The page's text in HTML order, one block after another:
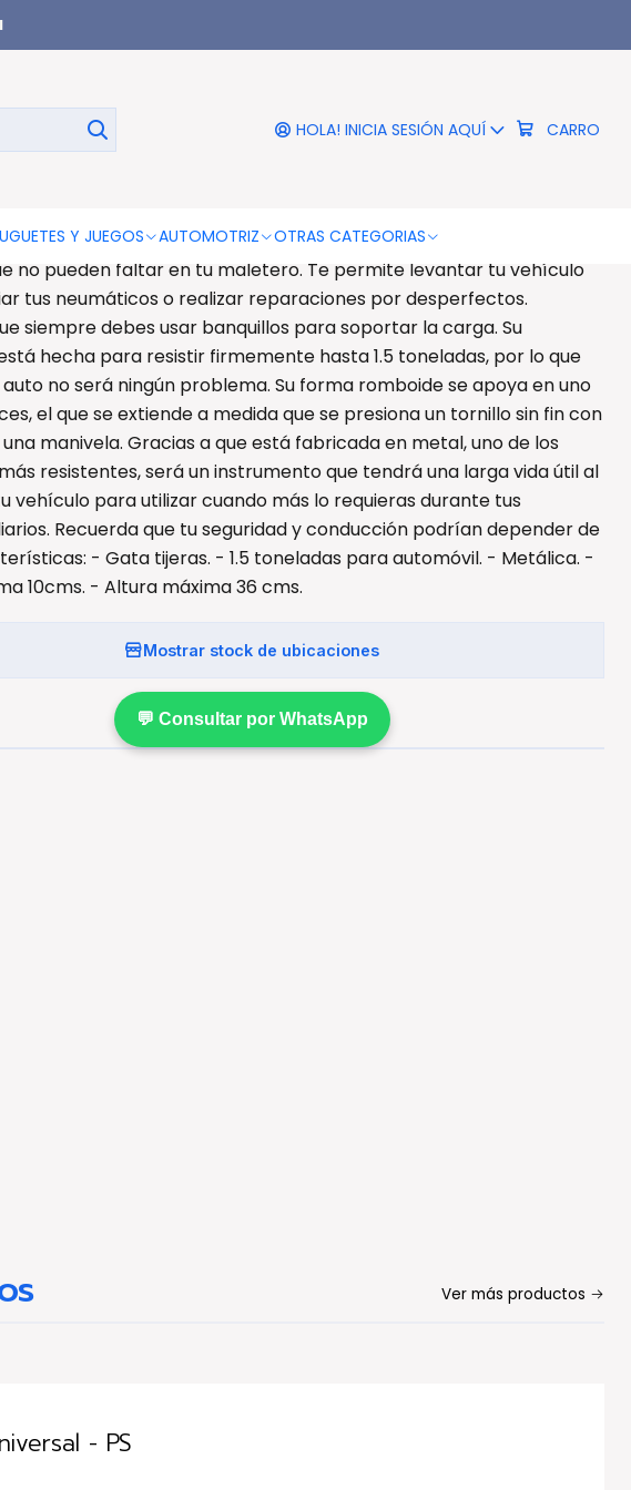
HOLA! INICIA SESIÓN AQUÍ CARRO
Y JUEGOS AUTOMOTRIZ OTRAS CATEGORIAS
Auto Tijera 1.5 Toneladas - Ps
AGREGAR AL CARRO
Tijera 1.5 Toneladas - PS Gata Tijera 1.5 Toneladas es uno de los
no pueden faltar en tu maletero. Te permite levantar tu vehículo
tus neumáticos o realizar reparaciones por desperfectos.
siempre debes usar banquillos para soportar la carga. Su
hecha para resistir firmemente hasta 1.5 toneladas, por lo que
no será ningún problema. Su forma romboide se apoya en uno
el que se extiende a medida que se presiona un tornillo sin fin con
manivela. Gracias a que está fabricada en metal, uno de los
resistentes, será un instrumento que tendrá una larga vida útil al
vehículo para utilizar cuando más lo requieras durante tus
Recuerda que tu seguridad y conducción podrían depender de
- Gata tijeras. - 1.5 toneladas para automóvil. - Metálica. -
10cms. - Altura máxima 36 cms.
Mostrar stock de ubicaciones
💬 Consultar por WhatsApp
Ver más productos
- PS